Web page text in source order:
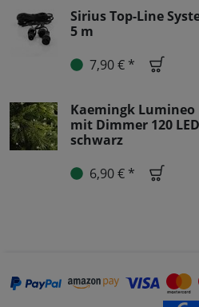
Sirius Top-Line
5 m
7,90 € *
Kaemingk Lumineo
mit Dimmer 120
schwarz
6,90 € *